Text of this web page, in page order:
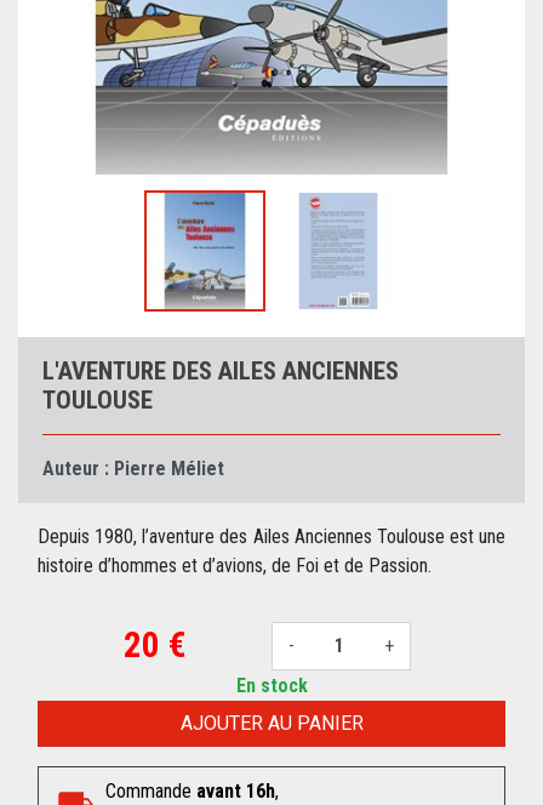
L'AVENTURE DES AILES ANCIENNES
TOULOUSE
Auteur : Pierre Méliet
Depuis 1980, l’aventure des Ailes Anciennes Toulouse est une
histoire d’hommes et d’avions, de Foi et de Passion.
20 € - +
AJOUTER AU PANIER
En stock
Commande avant 16h,